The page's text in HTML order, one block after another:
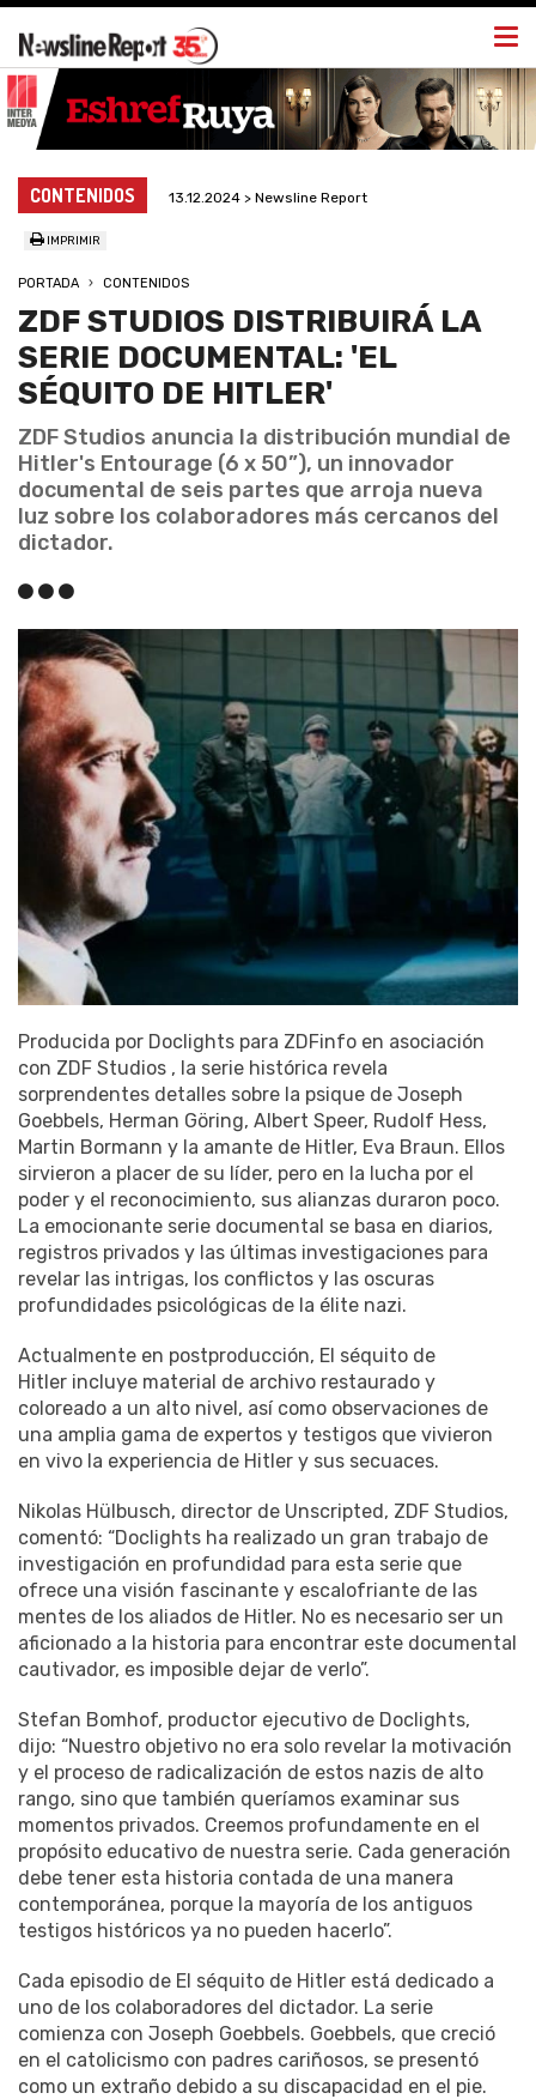
CONTENIDOS 13.12.2024 > Newsline Report
IMPRIMIR
PORTADA CONTENIDOS
ZDF STUDIOS DISTRIBUIRÁ LA
SERIE DOCUMENTAL: 'EL
SÉQUITO DE HITLER'
ZDF Studios anuncia la distribución mundial de
Hitler's Entourage (6 x 50”), un innovador
documental de seis partes que arroja nueva
luz sobre los colaboradores más cercanos del
dictador.
Producida por Doclights para ZDFinfo en asociación
con ZDF Studios , la serie histórica revela
sorprendentes detalles sobre la psique de Joseph
Goebbels, Herman Göring, Albert Speer, Rudolf Hess,
Martin Bormann y la amante de Hitler, Eva Braun. Ellos
sirvieron a placer de su líder, pero en la lucha por el
poder y el reconocimiento, sus alianzas duraron poco.
La emocionante serie documental se basa en diarios,
registros privados y las últimas investigaciones para
revelar las intrigas, los conflictos y las oscuras
profundidades psicológicas de la élite nazi.
Actualmente en postproducción, El séquito de
Hitler incluye material de archivo restaurado y
coloreado a un alto nivel, así como observaciones de
una amplia gama de expertos y testigos que vivieron
en vivo la experiencia de Hitler y sus secuaces.
Nikolas Hülbusch, director de Unscripted, ZDF Studios,
comentó: “Doclights ha realizado un gran trabajo de
investigación en profundidad para esta serie que
ofrece una visión fascinante y escalofriante de las
mentes de los aliados de Hitler. No es necesario ser un
aficionado a la historia para encontrar este documental
cautivador, es imposible dejar de verlo”.
Stefan Bomhof, productor ejecutivo de Doclights,
dijo: “Nuestro objetivo no era solo revelar la motivación
y el proceso de radicalización de estos nazis de alto
rango, sino que también queríamos examinar sus
momentos privados. Creemos profundamente en el
propósito educativo de nuestra serie. Cada generación
debe tener esta historia contada de una manera
contemporánea, porque la mayoría de los antiguos
testigos históricos ya no pueden hacerlo”.
Cada episodio de El séquito de Hitler está dedicado a
uno de los colaboradores del dictador. La serie
comienza con Joseph Goebbels. Goebbels, que creció
en el catolicismo con padres cariñosos, se presentó
como un extraño debido a su discapacidad en el pie.